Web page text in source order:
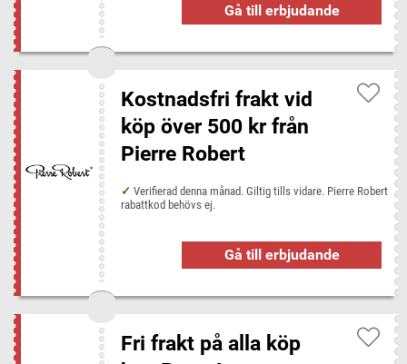
Gå till erbjudande
Kostnadsfri frakt vid
köp över 500 kr från
Pierre Robert
Verifierad denna månad. Giltig tills vidare. Pierre Robert
rabattkod behövs ej.
Gå till erbjudande
Fri frakt på alla köp